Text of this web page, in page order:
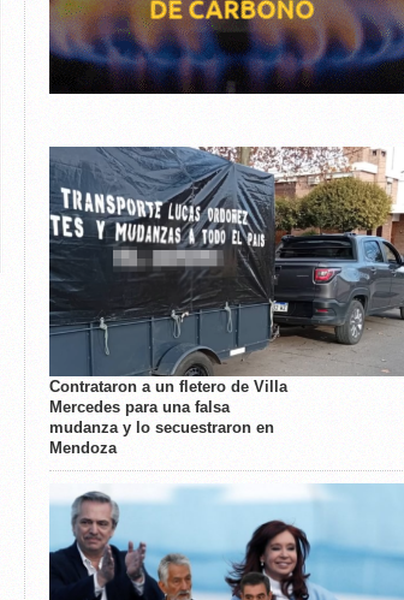
Contrataron a un fletero de Villa
Mercedes para una falsa
mudanza y lo secuestraron en
Mendoza